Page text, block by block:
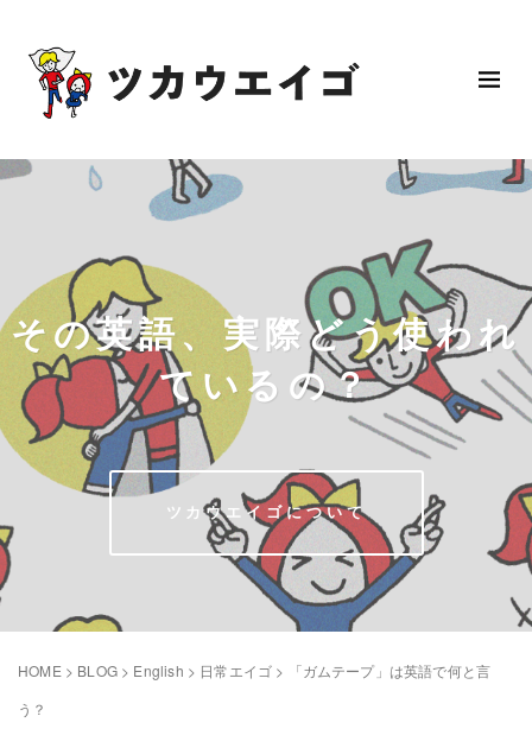
その英語、実際どう使われ
ているの？
ツカウエイゴについて
HOME > BLOG> English > 日常エイゴ >
「ガムテープ」は英語で何と言
う？